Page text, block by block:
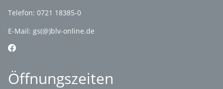
Telefon: 0721 18385-0
E-Mail: gs(@)blv-online.de
Öffnungszeiten